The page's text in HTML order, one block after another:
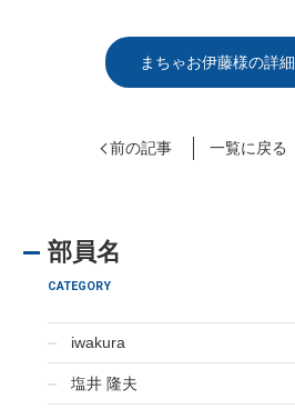
まちゃお伊藤様の詳
前の記事 一覧に戻る
部員名
CATEGORY
iwakura
塩井 隆夫